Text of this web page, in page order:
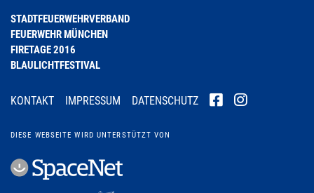
STADTFEUERWEHRVERBAND
FEUERWEHR MÜNCHEN
FIRETAGE 2016
BLAULICHTFESTIVAL
KONTAKT IMPRESSUM DATENSCHUTZ
DIESE WEBSEITE WIRD UNTERSTÜTZT VON